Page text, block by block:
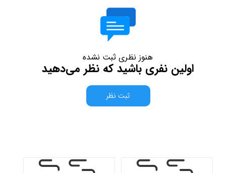
هنوز نظری ثبت نشده
اولین نفری باشید که نظر می‌دهید
ثبت نظر